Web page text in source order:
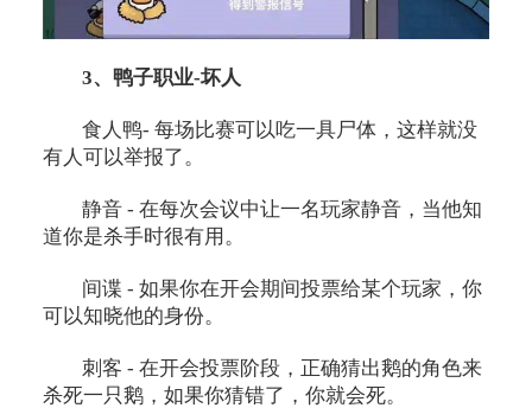
3、鸭子职业-坏人
食人鸭- 每场比赛可以吃一具尸体，这样就没
有人可以举报了。
静音 - 在每次会议中让一名玩家静音，当他知
道你是杀手时很有用。
间谍 - 如果你在开会期间投票给某个玩家，你
可以知晓他的身份。
刺客 - 在开会投票阶段，正确猜出鹅的角色来
杀死一只鹅，如果你猜错了，你就会死。